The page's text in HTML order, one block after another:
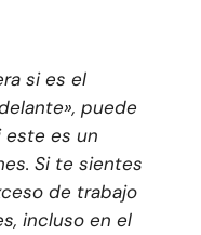
si es el
puede
es un
Si te sientes
de trabajo
incluso en el